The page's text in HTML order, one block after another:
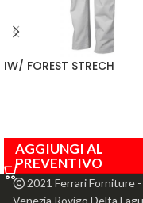
IW/ FOREST STRECH
AGGIUNGI AL
PREVENTIVO
2021 Ferrari Forniture
Venezia Rovigo Delta